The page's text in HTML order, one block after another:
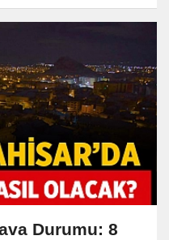
Durumu: 8